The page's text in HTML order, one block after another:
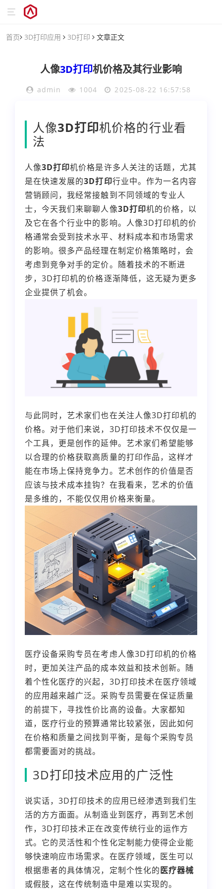
首页 3D打印应用 3D打印 文章正文
人像3D打印机价格及其行业影响
admin 1004 2025-08-22 16:57:58
人像3D打印机价格的行业看
法
人像3D打印机价格是许多人关注的话题，尤其
是在快速发展的3D打印行业中。作为一名内容
营销顾问，我经常接触到不同领域的专业人
士，今天我们来聊聊人像3D打印机的价格，以
及它在各个行业中的影响。人像3D打印机的价
格通常会受到技术水平、材料成本和市场需求
的影响。很多产品经理在制定价格策略时，会
考虑到竞争对手的定价。随着技术的不断进
步，3D打印机的价格逐渐降低，这无疑为更多
企业提供了机会。
与此同时，艺术家们也在关注人像3D打印机的
价格。对于他们来说，3D打印技术不仅仅是一
个工具，更是创作的延伸。艺术家们希望能够
以合理的价格获取高质量的打印作品，这样才
能在市场上保持竞争力。艺术创作的价值是否
应该与技术成本挂钩？在我看来，艺术的价值
是多维的，不能仅仅用价格来衡量。
医疗设备采购专员在考虑人像3D打印机的价格
时，更加关注产品的成本效益和技术创新。随
着个性化医疗的兴起，3D打印技术在医疗领域
的应用越来越广泛。采购专员需要在保证质量
的前提下，寻找性价比高的设备。大家都知
道，医疗行业的预算通常比较紧张，因此如何
在价格和质量之间找到平衡，是每个采购专员
都需要面对的挑战。
3D打印技术应用的广泛性
说实话，3D打印技术的应用已经渗透到我们生
活的方方面面。从制造业到医疗，再到艺术创
作，3D打印技术正在改变传统行业的运作方
式。它的灵活性和个性化定制能力使得企业能
够快速响应市场需求。在医疗领域，医生可以
根据患者的具体情况，定制个性化的医疗器械
或假肢，这在传统制造中是难以实现的。